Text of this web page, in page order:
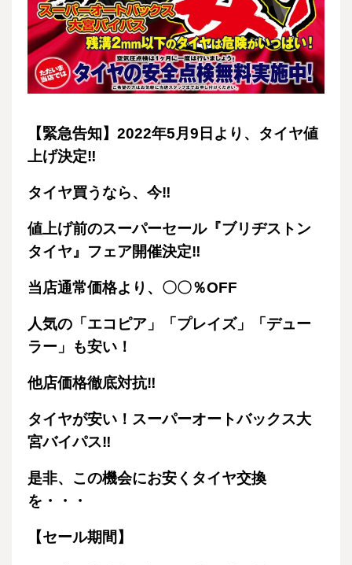
【緊急告知】2022年5月9日より、タイヤ値
上げ決定‼
タイヤ買うなら、今‼
値上げ前のスーパーセール『ブリヂストン
タイヤ』フェア開催決定‼
当店通常価格より、〇〇％OFF
人気の「エコピア」「プレイズ」「デュー
ラー」も安い！
他店価格徹底対抗‼
タイヤが安い！スーパーオートバックス大
宮バイパス‼
是非、この機会にお安くタイヤ交換
を・・・
【セール期間】